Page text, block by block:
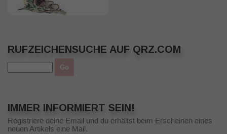
RUFZEICHENSUCHE AUF QRZ.COM
IMMER INFORMIERT SEIN!
Registriere deine Email und du erhältst beim Erscheinen eines
neuen Artikels eine Mail.